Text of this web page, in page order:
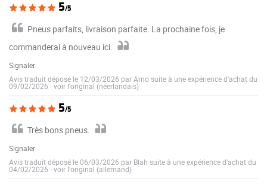
5/5
Pneus parfaits, livraison parfaite. La prochaine fois, je
commanderai à nouveau ici.
Signaler
Avis traduit déposé le 12/03/2026 par Arno suite à une expérience d'achat du
09/02/2026 -voir l'original (néerlandais)
5/5
Très bons pneus.
Signaler
Avis traduit déposé le 06/03/2026 par Blah suite à une expérience d'achat du
04/02/2026 -voir l'original (allemand)